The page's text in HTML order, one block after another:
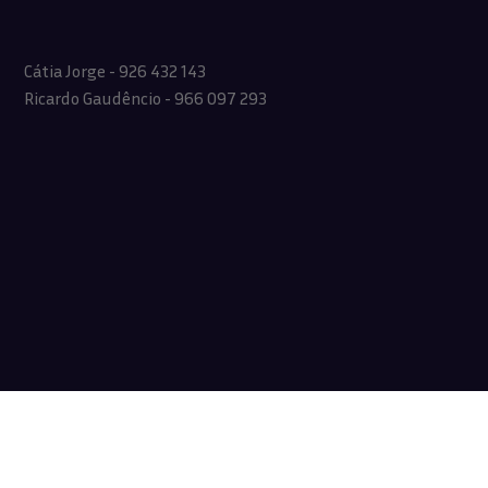
Cátia Jorge - 926 432 143
Ricardo Gaudêncio - 966 097 293